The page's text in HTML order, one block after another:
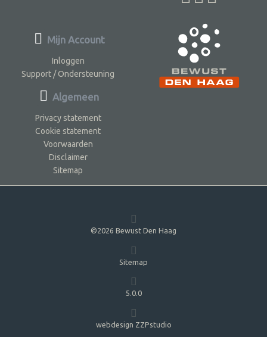
Mijn Account
Inloggen
Support / Ondersteuning
Algemeen
Privacy statement
Cookie statement
Voorwaarden
Disclaimer
Sitemap
©2026 Bewust Den Haag
Sitemap
5.0.0
webdesign ZZPstudio